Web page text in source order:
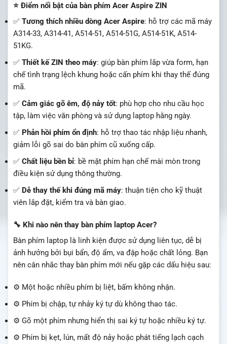
⭐ Điểm nổi bật của bàn phím Acer Aspire ZIN
✅ Tương thích nhiều dòng Acer Aspire: hỗ trợ các mã máy
A314-33, A314-41, A514-51, A514-51G, A514-51K, A514-
51KG.
✅ Thiết kế ZIN theo máy: giúp bàn phím lắp vừa form, hạn
chế tình trạng lệch khung hoặc cấn phím khi thay thế đúng
mã.
✅ Cảm giác gõ êm, độ nảy tốt: phù hợp cho nhu cầu học
tập, làm việc văn phòng và sử dụng laptop hằng ngày.
✅ Phản hồi phím ổn định: hỗ trợ thao tác nhập liệu nhanh,
giảm lỗi gõ sai do bàn phím cũ xuống cấp.
✅ Chất liệu bền bỉ: bề mặt phím hạn chế mài mòn trong
điều kiện sử dụng thông thường.
✅ Dễ thay thế khi đúng mã máy: thuận tiện cho kỹ thuật
viên lắp đặt, kiểm tra và bàn giao.
🔧 Khi nào nên thay bàn phím laptop Acer?
Bàn phím laptop là linh kiện được sử dụng liên tục, dễ bị
ảnh hưởng bởi bụi bẩn, độ ẩm, va đập hoặc chất lỏng. Bạn
nên cân nhắc thay bàn phím mới nếu gặp các dấu hiệu sau:
⚙️ Một hoặc nhiều phím bị liệt, bấm không nhận.
⚙️ Phím bị chập, tự nhảy ký tự dù không thao tác.
⚙️ Gõ một phím nhưng hiển thị sai ký tự hoặc nhiều ký tự.
⚙️ Phím bị kẹt, lún, mất độ nảy hoặc phát tiếng lạch cạch